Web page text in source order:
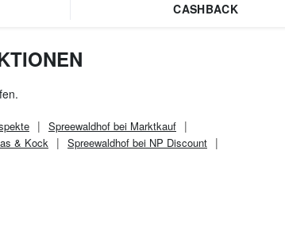
CASHBACK
Spreewaldhof bei Marktkauf
& Kock
Spreewaldhof bei NP Discount